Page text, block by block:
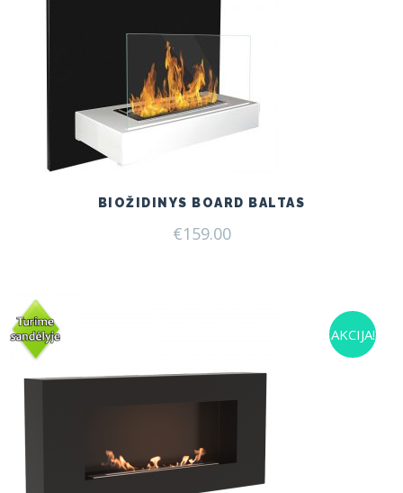
BIOŽIDINYS BOARD BALTAS
€159.00
AKCIJA!